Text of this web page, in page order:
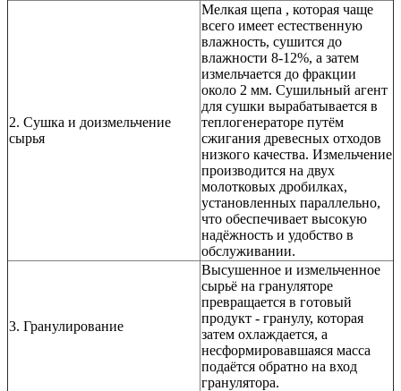
2. Сушка и доизмельчение
сырья
Мелкая щепа , которая чаще
всего имеет естественную
влажность, сушится до
влажности 8-12%, а затем
измельчается до фракции
около 2 мм. Сушильный агент
для сушки вырабатывается в
теплогенераторе путём
сжигания древесных отходов
низкого качества. Измельчение
производится на двух
молотковых дробилках,
установленных параллельно,
что обеспечивает высокую
надёжность и удобство в
обслуживании.
3. Гранулирование
Высушенное и измельченное
сырьё на грануляторе
превращается в готовый
продукт - гранулу, которая
затем охлаждается, а
несформировавшаяся масса
подаётся обратно на вход
гранулятора.